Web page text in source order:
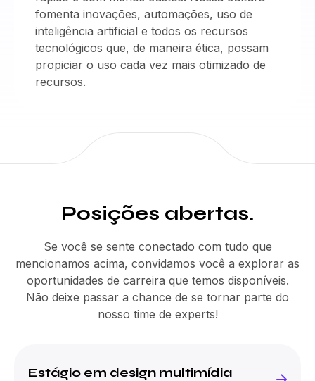
fomenta inovações, automações, uso de
inteligência artificial e todos os recursos
tecnológicos que, de maneira ética, possam
propiciar o uso cada vez mais otimizado de
recursos.
Posições abertas.
Se você se sente conectado com tudo que
mencionamos acima, convidamos você a explorar as
oportunidades de carreira que temos disponíveis.
Não deixe passar a chance de se tornar parte do
nosso time de experts!
Estágio em design multimídia